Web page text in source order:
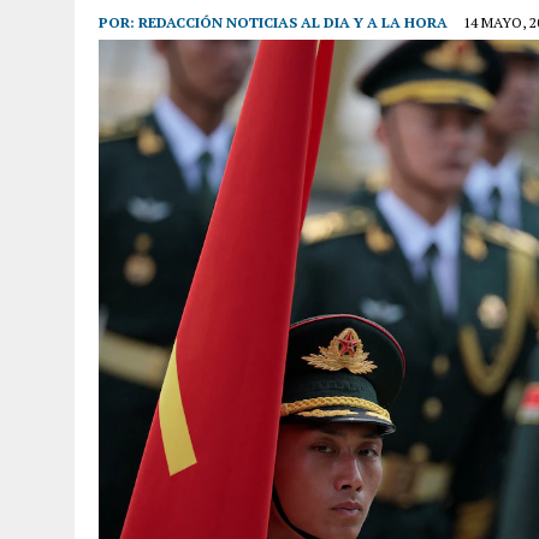
POR: REDACCIÓN NOTICIAS AL DIA Y A LA HORA 14 MAYO,